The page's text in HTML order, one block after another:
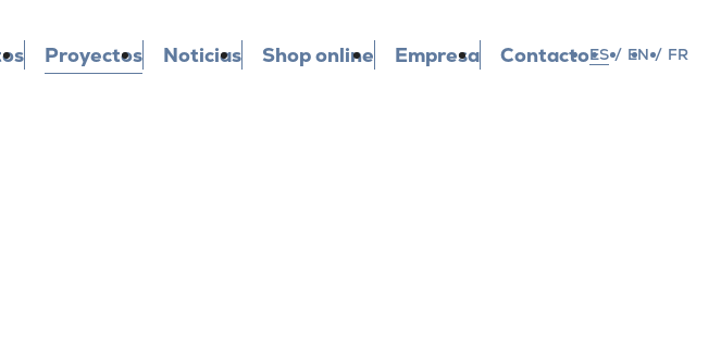
Proyectos Noticias Shop online Empresa ContactoES / EN / FR